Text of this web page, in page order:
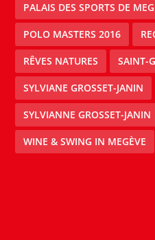
PALAIS DES SPORTS DE
POLO MASTERS 2016
RÊVES NATURES SAINT-
SYLVIANE GROSSET-JANIN
SYLVIANNE GROSSET-JANIN
WINE & SWING IN MEGÈVE